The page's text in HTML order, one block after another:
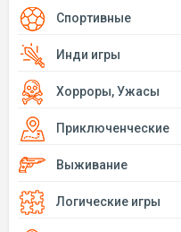
Спортивные
Инди игры
Хорроры, Ужасы
Приключенческие
Выживание
Логические игры